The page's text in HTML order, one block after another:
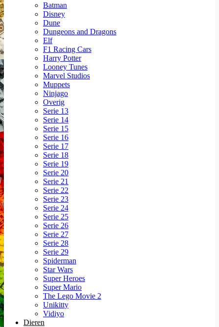
Batman
Disney
Dune
Dungeons and Dragons
Elf
F1 Racing Cars
Harry Potter
Looney Tunes
Marvel Studios
Muppets
Ninjago
Overig
Serie 13
Serie 14
Serie 15
Serie 16
Serie 17
Serie 18
Serie 19
Serie 20
Serie 21
Serie 22
Serie 23
Serie 24
Serie 25
Serie 26
Serie 27
Serie 28
Serie 29
Spiderman
Star Wars
Super Heroes
Super Mario
The Lego Movie 2
Unikitty
Vidiyo
Dieren